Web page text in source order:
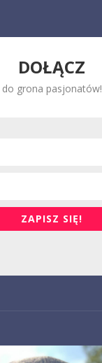
DOŁĄCZ
do grona pasjonatów!
ZAPISZ SIĘ!